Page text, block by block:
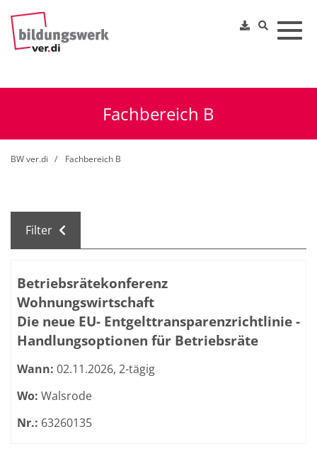
Fachbereich B
BW ver.di Fachbereich B
Filter
Betriebsrätekonferenz
Wohnungswirtschaft
Die neue EU- Entgelttransparenzrichtlinie -
Handlungsoptionen für Betriebsräte
Wann: 02.11.2026, 2-tägig
Wo: Walsrode
Nr.: 63260135